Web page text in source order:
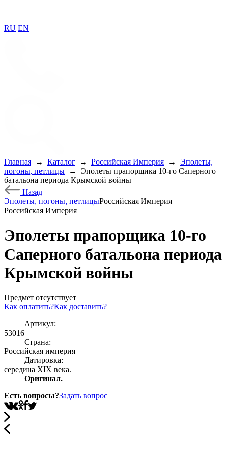
RU EN
Главная → Каталог → Российская Империя →
Эполеты,
погоны, петлицы
→
Эполеты прапорщика 10-го Саперного
батальона периода Крымской войны
Назад
Эполеты, погоны, петлицыРоссийская Империя
Российская Империя
Эполеты прапорщика 10-го
Саперного батальона периода
Крымской войны
Предмет отсутствует
Как оплатить?Как доставить?
Артикул:
53016
Страна:
Росcийская империя
Датировка:
середина XIX века.
Оригинал.
Есть вопросы?Задать вопрос